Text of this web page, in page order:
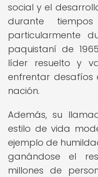
social y el
durante
particularmente
paquistaní de
líder resuelto y
enfrentar desafíos
nación.
Además, su
estilo de vida
ejemplo de
ganándose el
millones de